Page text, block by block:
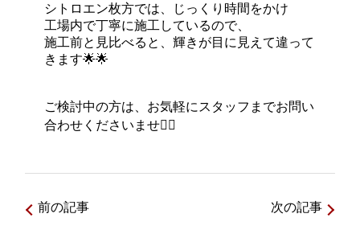
シトロエン枚方では、じっくり時間をかけ
工場内で丁寧に施工しているので、
施工前と見比べると、輝きが目に見えて違って
きます🌟🌟
ご検討中の方は、お気軽にスタッフまでお問い
合わせくださいませ💁‍♀️
前の記事 次の記事